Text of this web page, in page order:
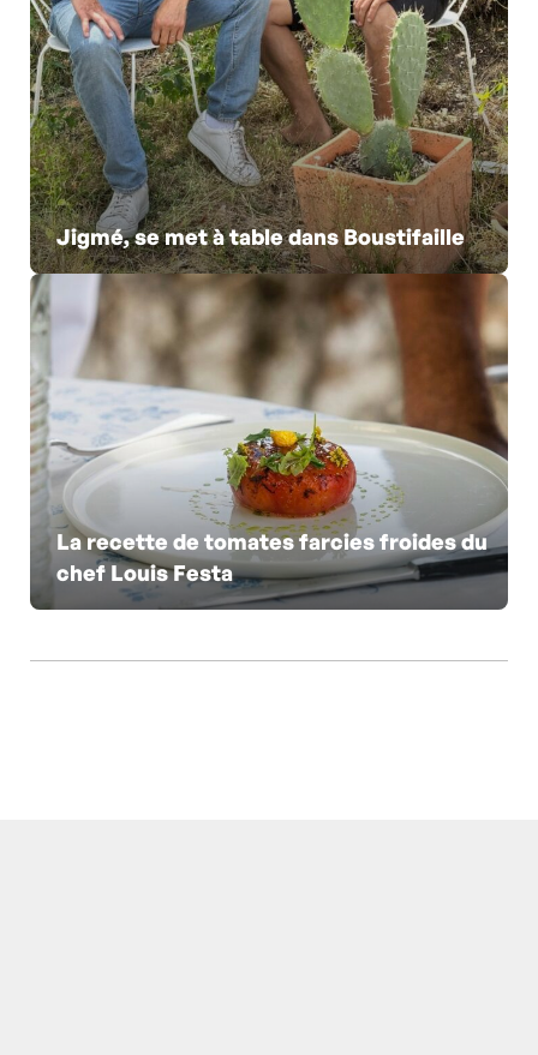
Jigmé, se met à table dans Boustifaille
La recette de tomates farcies froides du
chef Louis Festa